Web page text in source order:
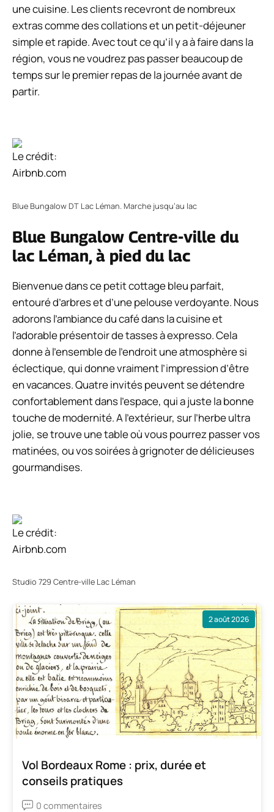
une cuisine. Les clients recevront de nombreux
extras comme des collations et un petit-déjeuner
simple et rapide. Avec tout ce qu’il y a à faire dans la
région, vous ne voudrez pas passer beaucoup de
temps sur le premier repas de la journée avant de
partir.
Le crédit:
Airbnb.com
Blue Bungalow DT Lac Léman. Marche jusqu’au lac
Blue Bungalow Centre-ville du
lac Léman, à pied du lac
Bienvenue dans ce petit cottage bleu parfait,
entouré d’arbres et d’une pelouse verdoyante. Nous
adorons l’ambiance du café dans la cuisine et
l’adorable présentoir de tasses à expresso. Cela
donne à l’ensemble de l’endroit une atmosphère si
éclectique, qui donne vraiment l’impression d’être
en vacances. Quatre invités peuvent se détendre
confortablement dans l’espace, qui a juste la bonne
touche de modernité. A l’extérieur, sur l’herbe ultra
jolie, se trouve une table où vous pourrez passer vos
matinées, ou vos soirées à grignoter de délicieuses
gourmandises.
Le crédit:
Airbnb.com
Studio 729 Centre-ville Lac Léman
2 août 2026
Vol Bordeaux Rome : prix, durée et
conseils pratiques
0 commentaires